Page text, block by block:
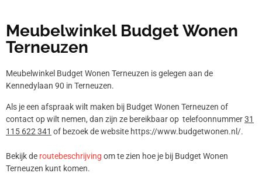
Meubelwinkel Budget Wonen
Terneuzen
Meubelwinkel Budget Wonen Terneuzen is gelegen aan de
Kennedylaan 90 in Terneuzen.
Als je een afspraak wilt maken bij Budget Wonen Terneuzen of
contact op wilt nemen, dan zijn ze bereikbaar op telefoonnummer31
115 622 341 of bezoek de website https://www.budgetwonen.nl/.
Bekijk de routebeschrijving om te zien hoe je bij Budget Wonen
Terneuzen kunt komen.